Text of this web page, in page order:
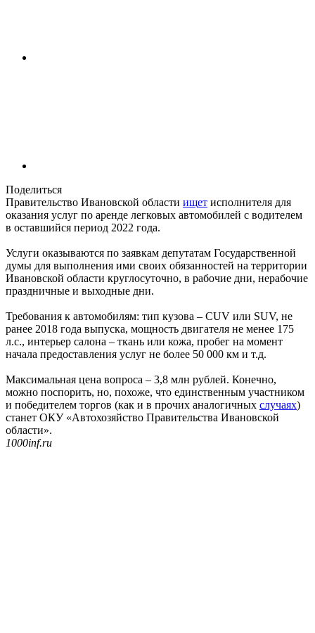
Поделиться
Правительство Ивановской области ищет исполнителя для
оказания услуг по аренде легковых автомобилей с водителем
в оставшийся период 2022 года.
Услуги оказываются по заявкам депутатам Государственной
думы для выполнения ими своих обязанностей на территории
Ивановской области круглосуточно, в рабочие дни, нерабочие
праздничные и выходные дни.
Требования к автомобилям: тип кузова – CUV или SUV, не
ранее 2018 года выпуска, мощность двигателя не менее 175
л.с., интерьер салона – ткань или кожа, пробег на момент
начала предоставления услуг не более 50 000 км и т.д.
Максимальная цена вопроса – 3,8 млн рублей. Конечно,
можно поспорить, но, похоже, что единственным участником
и победителем торгов (как и в прочих аналогичных случаях)
станет ОКУ «Автохозяйство Правительства Ивановской
области».
1000inf.ru